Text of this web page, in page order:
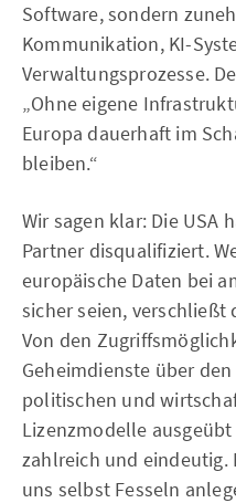
Software, sondern
Kommunikation, KI-
Verwaltungsprozesse.
„Ohne eigene
Europa dauerhaft im
bleiben.“
Wir sagen klar: Die USA
Partner disqualifiziert.
europäische Daten bei
sicher seien, verschließt
Von den
Geheimdienste über
politischen und
Lizenzmodelle
zahlreich und eindeutig.
uns selbst Fesseln